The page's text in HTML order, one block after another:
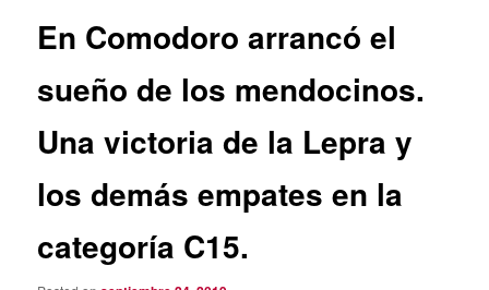
En Comodoro arrancó el
sueño de los mendocinos.
Una victoria de la Lepra y
los demás empates en la
categoría C15.